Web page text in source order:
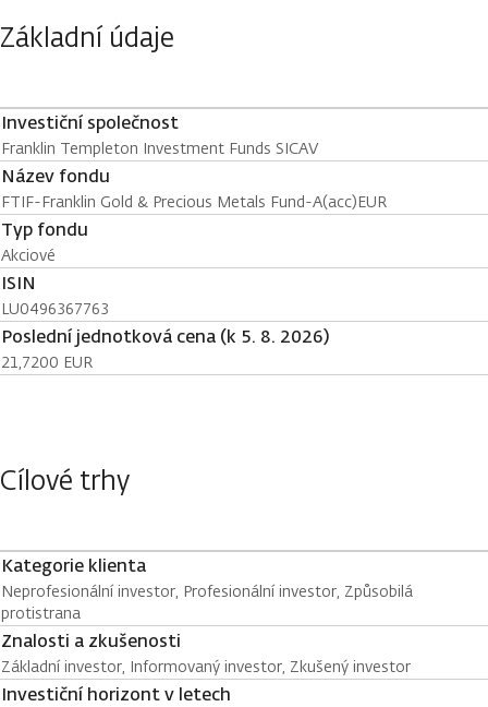
Základní údaje
Investiční společnost
Franklin Templeton Investment Funds SICAV
Název fondu
FTIF-Franklin Gold & Precious Metals Fund-A(acc)EUR
Typ fondu
Akciové
ISIN
LU0496367763
Poslední jednotková cena (k 5. 8. 2026)
21,7200 EUR
Cílové trhy
Kategorie klienta
Neprofesionální investor, Profesionální investor, Způsobilá
protistrana
Znalosti a zkušenosti
Základní investor, Informovaný investor, Zkušený investor
Investiční horizont v letech